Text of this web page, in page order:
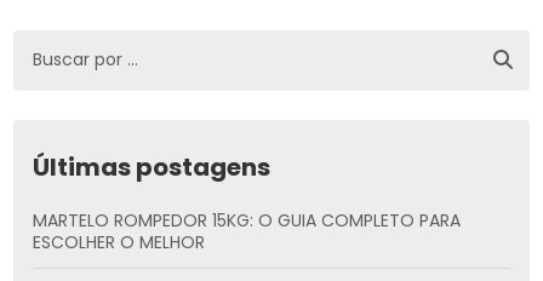
Últimas postagens
MARTELO ROMPEDOR 15KG: O GUIA COMPLETO PARA
ESCOLHER O MELHOR